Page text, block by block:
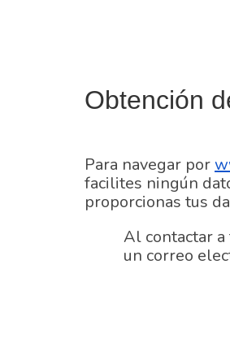
Obtención
Para navegar por
facilites ningún
proporcionas tus
Al contactar
un correo